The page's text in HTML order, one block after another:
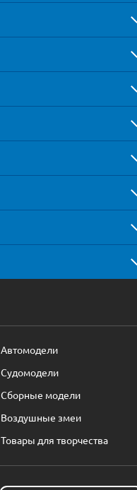
Автомодели
Судомодели
Сборные модели
Воздушные змеи
Товары для творчества